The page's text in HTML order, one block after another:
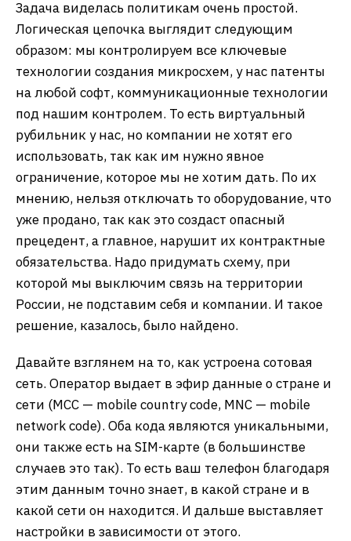
Задача виделась политикам очень простой.
Логическая цепочка выглядит следующим
образом: мы контролируем все ключевые
технологии создания микросхем, у нас патенты
на любой софт, коммуникационные технологии
под нашим контролем. То есть виртуальный
рубильник у нас, но компании не хотят его
использовать, так как им нужно явное
ограничение, которое мы не хотим дать. По их
мнению, нельзя отключать то оборудование, что
уже продано, так как это создаст опасный
прецедент, а главное, нарушит их контрактные
обязательства. Надо придумать схему, при
которой мы выключим связь на территории
России, не подставим себя и компании. И такое
решение, казалось, было найдено.
Давайте взглянем на то, как устроена сотовая
сеть. Оператор выдает в эфир данные о стране и
сети (MCC — mobile country code, MNC — mobile
network code). Оба кода являются уникальными,
они также есть на SIM-карте (в большинстве
случаев это так). То есть ваш телефон благодаря
этим данным точно знает, в какой стране и в
какой сети он находится. И дальше выставляет
настройки в зависимости от этого.